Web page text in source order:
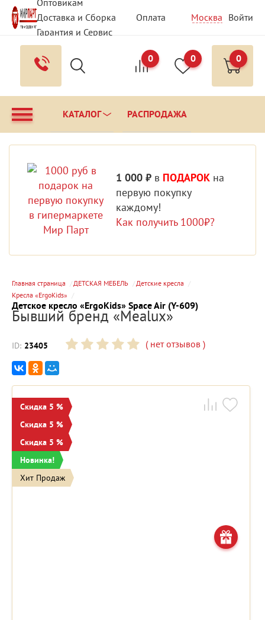
Оптовикам
Доставка и Сборка
Оплата
Гарантия и Сервис
Вопрос - Ответ
Контакты
Москва Войти
0 0 0
КАТАЛОГ РАСПРОДАЖА
1 000 ₽ в ПОДАРОК на
первую покупку
каждому!
Как получить 1000₽?
Главная страница ДЕТСКАЯ МЕБЕЛЬ
Детские кресла
Кресла «ErgoKids»
Детское кресло «ErgoKids» Space Air (Y-609)
Бывший бренд «Mealux»
ID: 23405 (нет отзывов )
Скидка 5 %
Скидка 5 %
Скидка 5 %
Новинка!
Хит Продаж